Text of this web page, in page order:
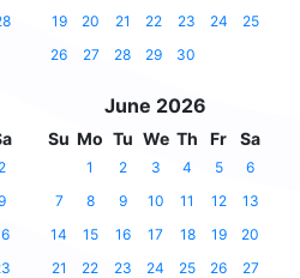
19
20 21 22 23 24
25
26
27 28 29 30
2
June 2026
Su Mo Tu We Th Fr Sa
1 2 3 4 5
6
7
8 9 10 11 12
13
14
15 16 17 18 19
20
21
22 23 24 25 26
27